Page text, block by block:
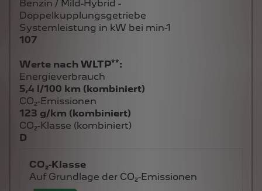
Benzin / Mild-Hybrid -
Doppelkupplungsgetriebe
Systemleistung in kW bei min-1
107
Werte nach WLTP**:
Energieverbrauch
5,4 l/100 km (kombiniert)
CO₂-Emissionen
123 g/km (kombiniert)
CO₂-Klasse (kombiniert)
D
CO₂-Klasse
Auf Grundlage der CO₂-Emissionen